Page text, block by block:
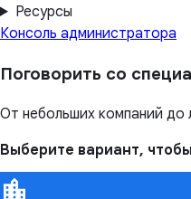
Ресурсы
Консоль администратора
Поговорить со
От небольших компаний до
Выберите вариант,